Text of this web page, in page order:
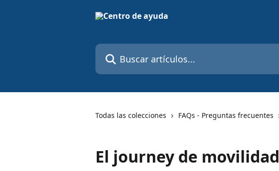
Buscar artículos...
Todas las colecciones FAQs - Preguntas frecuentes
El journey de movilidad